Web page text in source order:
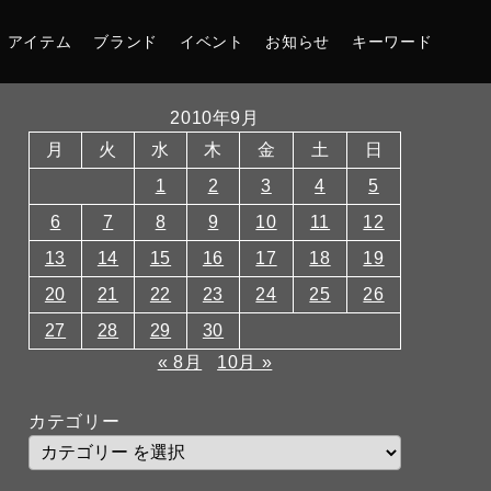
アイテム ブランド イベント お知らせ キーワード
2010年9月
月
火 水 木 金 土
日
1
2 3 4
5
6
7 8 9 10 11
12
13
14 15 16 17 18
19
20
21 22 23 24 25
26
27
28 29
30
« 8月
10月 »
カテゴリー